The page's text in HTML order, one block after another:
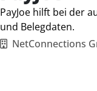
PayJoe hilft bei der
und Belegdaten.
NetConnections